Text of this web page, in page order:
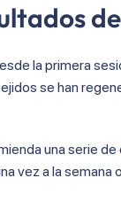
la primera
se han
una serie de
vez a la